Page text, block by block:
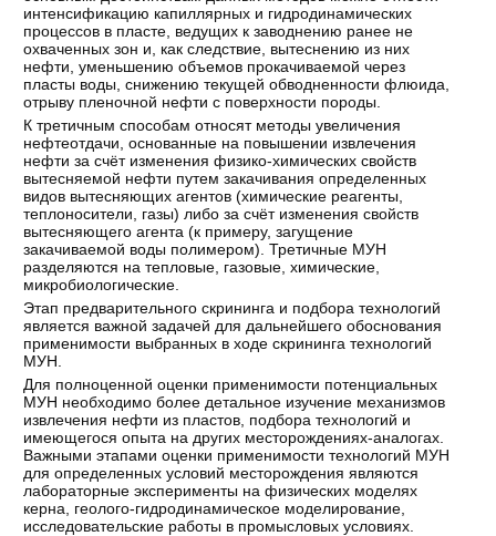
интенсификацию капиллярных и гидродинамических
процессов в пласте, ведущих к заводнению ранее не
охваченных зон и, как следствие, вытеснению из них
нефти, уменьшению объемов прокачиваемой через
пласты воды, снижению текущей обводненности флюида,
отрыву пленочной нефти с поверхности породы.
К третичным способам относят методы увеличения
нефтеотдачи, основанные на повышении извлечения
нефти за счёт изменения физико-химических свойств
вытесняемой нефти путем закачивания определенных
видов вытесняющих агентов (химические реагенты,
теплоносители, газы) либо за счёт изменения свойств
вытесняющего агента (к примеру, загущение
закачиваемой воды полимером). Третичные МУН
разделяются на тепловые, газовые, химические,
микробиологические.
Этап предварительного скрининга и подбора технологий
является важной задачей для дальнейшего обоснования
применимости выбранных в ходе скрининга технологий
МУН.
Для полноценной оценки применимости потенциальных
МУН необходимо более детальное изучение механизмов
извлечения нефти из пластов, подбора технологий и
имеющегося опыта на других месторождениях-аналогах.
Важными этапами оценки применимости технологий МУН
для определенных условий месторождения являются
лабораторные эксперименты на физических моделях
керна, геолого-гидродинамическое моделирование,
исследовательские работы в промысловых условиях.